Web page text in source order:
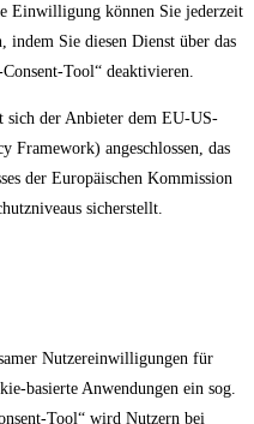
Einwilligung können Sie jederzeit
Sie diesen Dienst über das
Tool“ deaktivieren.
sich der Anbieter dem EU-US-
Framework) angeschlossen, das
der Europäischen Kommission
sicherstellt.
Nutzereinwilligungen für
basierte Anwendungen ein sog.
Tool“ wird Nutzern bei